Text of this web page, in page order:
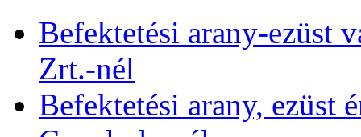
Befektetési arany-ezüst
Zrt.-nél
Befektetési arany, ezüst